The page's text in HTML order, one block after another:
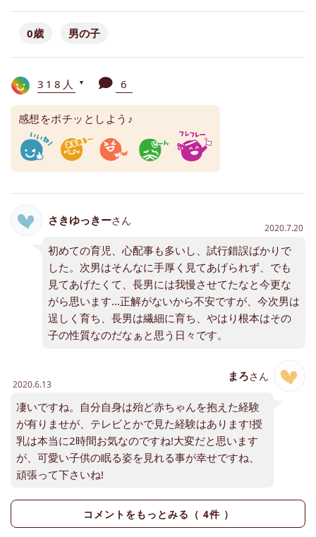
0歳 男の子
318人 ▼ 6
感想をポチッとしよう♪
さきゆっきーさん
2020.7.20
初めての育児、心配事も多いし、試行錯誤ばかりで
した。次男はそんなに手厚く見てあげられず、でも
見てあげたくて、長男には我慢させてたなと今更な
がら思います…正解がないから不安ですが、今次男は
逞しく育ち、長男は繊細に育ち、やはり根本はその
子の性質なのだなぁと思う日々です。
まろさん
2020.6.13
凄いですね。自分自身は殆ど赤ちゃんを抱えた経験
が有りませが、テレビとかで見た経験はあります!授
乳は本当に2時間お気なのですね!大変だと思います
が、可愛い子供の眠る姿を見れる事が幸せですね、
頑張って下さいね!
コメントをもっとみる（ 4件 ）